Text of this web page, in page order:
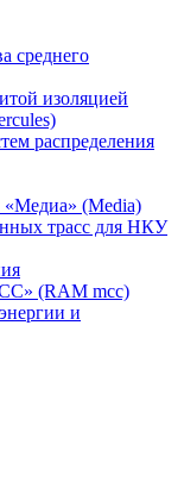
среднего
изоляцией
распределения
(Media)
трасс для НКУ
(RAM mcc)
и